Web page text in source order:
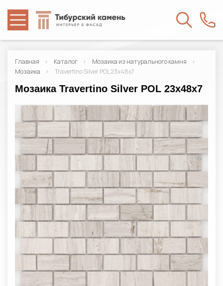
Главная Каталог
Мозаика из натурального камня
Мозаика
Travertino Silver POL 23x48x7
Мозаика Travertino Silver POL 23x48x7